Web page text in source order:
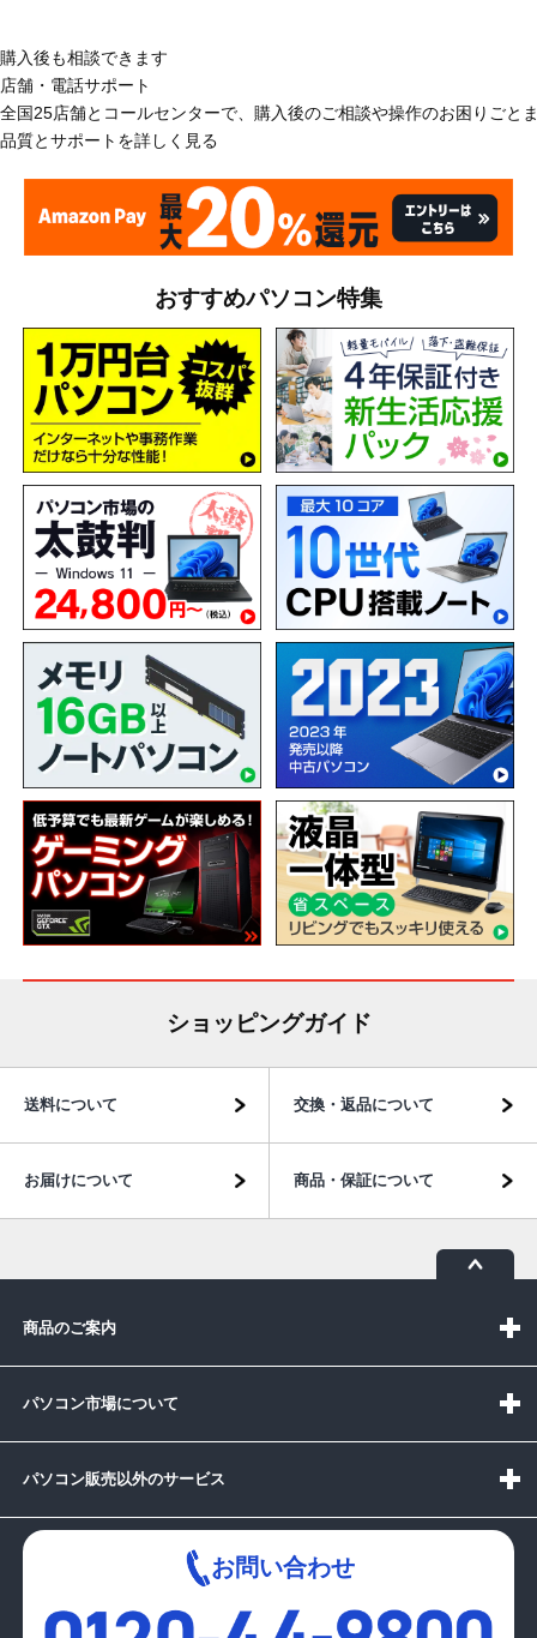
購入後も相談できます
店舗・電話サポート
全国25店舗とコールセンターで、購入後のご相談や操作のお困りごと
品質とサポートを詳しく見る
おすすめパソコン特集
ショッピングガイド
送料について 交換・返品について
お届けについて 商品・保証について
商品のご案内
パソコン市場について
パソコン販売以外のサービス
お問い合わせ